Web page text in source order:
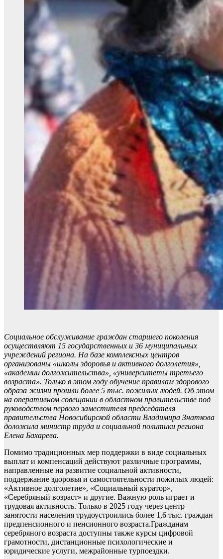
Социальное обслуживание граждан старшего поколения
осуществляют 15 государственных и 36 муниципальных
учреждений региона. На базе комплексных центров
организованы «школы здоровья и активного долголетия»,
«академии долгожительства», «университеты третьего
возраста». Только в этом году обучение правилам здорового
образа жизни прошли более 5 тыс. пожилых людей. Об этом
на оперативном совещании в областном правительстве под
руководством первого заместителя председателя
правительства Новосибирской области Владимира Знаткова
доложила министр труда и социальной политики региона
Елена Бахарева.
Помимо традиционных мер поддержки в виде социальных
выплат и компенсаций действуют различные программы,
направленные на развитие социальной активности,
поддержание здоровья и самостоятельности пожилых людей:
«Активное долголетие», «Социальный куратор»,
«Серебряный возраст» и другие. Важную роль играет и
трудовая активность. Только в 2025 году через центр
занятости населения трудоустроились более 1,6 тыс. граждан
предпенсионного и пенсионного возраста.Гражданам
серебряного возраста доступны также курсы цифровой
грамотности, дистанционные психологические и
юридические услуги, межрайонные турпоездки.